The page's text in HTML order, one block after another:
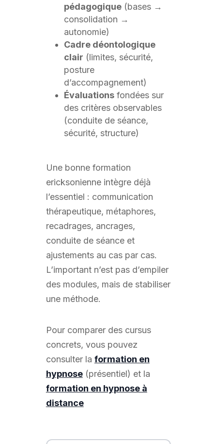
pédagogique(bases →
consolidation →
autonomie)
Cadre déontologique
clair (limites, sécurité,
posture
d’accompagnement)
Évaluationsfondées sur
des critères observables
(conduite de séance,
sécurité, structure)
Une bonne formation
ericksonienne intègre déjà
l’essentiel : communication
thérapeutique, métaphores,
recadrages, ancrages,
conduite de séance et
ajustements au cas par cas.
L’important n’est pas d’empiler
des modules, mais de stabiliser
une méthode.
Pour comparer des cursus
concrets, vous pouvez
consulter la formation en
hypnose(présentiel) et la
formation en hypnose à
distance